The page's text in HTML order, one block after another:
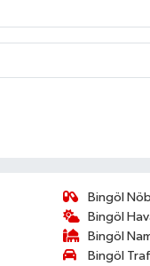
Bingöl
Bingöl
Bingöl
Bingöl